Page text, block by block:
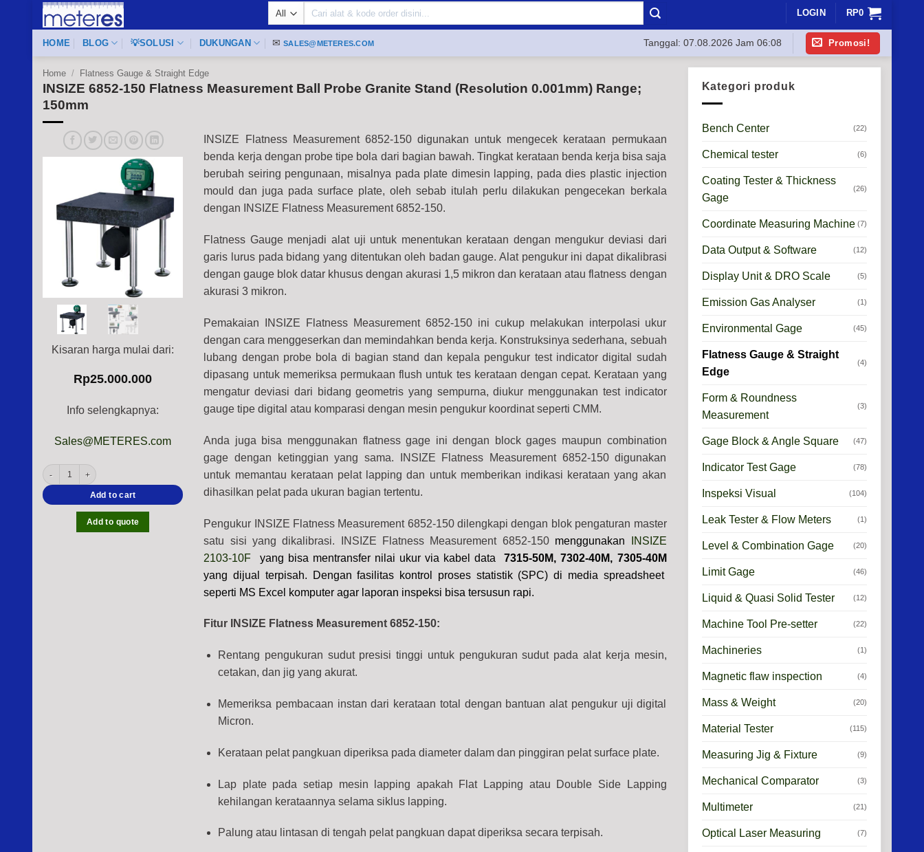
Skip
content
LOGIN RP0
HOME BLOG 💡SOLUSI DUKUNGAN ✉SALES@METERES.COM Tanggal: 07.08.2026 Jam 06:08 Promosi!
Home / Flatness Gauge & Straight Edge
INSIZE 6852-150 Flatness Measurement Ball Probe Granite Stand (Resolution 0.001mm) Range;
150mm
Kisaran harga mulai dari:
Rp25.000.000
Info selengkapnya:
Sales@METERES.com
INSIZE 6852-150 Flatness Measurement Ball Probe Granite Stand (Resolution 0.001mm) Range; 150mm quantity
Add to cart
Add to quote
INSIZE Flatness Measurement 6852-150 digunakan untuk mengecek kerataan permukaan
benda kerja dengan probe tipe bola dari bagian bawah. Tingkat kerataan benda kerja bisa saja
berubah seiring pengunaan, misalnya pada plate dimesin lapping, pada dies plastic injection
mould dan juga pada surface plate, oleh sebab itulah perlu dilakukan pengecekan berkala
dengan INSIZE Flatness Measurement 6852-150.
Flatness Gauge menjadi alat uji untuk menentukan kerataan dengan mengukur deviasi dari
garis lurus pada bidang yang ditentukan oleh badan gauge. Alat pengukur ini dapat dikalibrasi
dengan gauge blok datar khusus dengan akurasi 1,5 mikron dan kerataan atau flatness dengan
akurasi 3 mikron.
Pemakaian INSIZE Flatness Measurement 6852-150 ini cukup melakukan interpolasi ukur
dengan cara menggeserkan dan memindahkan benda kerja. Konstruksinya sederhana, sebuah
lubang dengan probe bola di bagian stand dan kepala pengukur test indicator digital sudah
dipasang untuk memeriksa permukaan flush untuk tes kerataan dengan cepat. Kerataan yang
mengatur deviasi dari bidang geometris yang sempurna, diukur menggunakan test indicator
gauge tipe digital atau komparasi dengan mesin pengukur koordinat seperti CMM.
Anda juga bisa menggunakan flatness gage ini dengan block gages maupun combination
gage dengan ketinggian yang sama. INSIZE Flatness Measurement 6852-150 digunakan
untuk memantau kerataan pelat lapping dan untuk memberikan indikasi kerataan yang akan
dihasilkan pelat pada ukuran bagian tertentu.
Pengukur INSIZE Flatness Measurement 6852-150 dilengkapi dengan blok pengaturan master
satu sisi yang dikalibrasi. INSIZE Flatness Measurement 6852-150menggunakan
INSIZE
2103-10F yang bisa mentransfer nilai ukur via kabel data7315-50M, 7302-40M, 7305-40M
yang dijual terpisah. Dengan fasilitas kontrol proses statistik (SPC) di media spreadsheet
seperti MS Excel komputer agar laporan inspeksi bisa tersusun rapi.
Fitur INSIZE Flatness Measurement 6852-150:
Rentang pengukuran sudut presisi tinggi untuk pengukuran sudut pada alat kerja mesin,
cetakan, dan jig yang akurat.
Memeriksa pembacaan instan dari kerataan total dengan bantuan alat pengukur uji digital
Micron.
Kerataan pelat pangkuan diperiksa pada diameter dalam dan pinggiran pelat surface plate.
Lap plate pada setiap mesin lapping apakah Flat Lapping atau Double Side Lapping
kehilangan kerataannya selama siklus lapping.
Palung atau lintasan di tengah pelat pangkuan dapat diperiksa secara terpisah.
Kategori produk
Bench Center (22)
Chemical tester (6)
Coating Tester & Thickness
Gage
(26)
Coordinate Measuring Machine (7)
Data Output & Software (12)
Display Unit & DRO Scale (5)
Emission Gas Analyser (1)
Environmental Gage (45)
Flatness Gauge & Straight
Edge
(4)
Form & Roundness
Measurement
(3)
Gage Block & Angle Square (47)
Indicator Test Gage (78)
Inspeksi Visual (104)
Leak Tester & Flow Meters (1)
Level & Combination Gage (20)
Limit Gage (46)
Liquid & Quasi Solid Tester (12)
Machine Tool Pre-setter (22)
Machineries (1)
Magnetic flaw inspection (4)
Mass & Weight (20)
Material Tester (115)
Measuring Jig & Fixture (9)
Mechanical Comparator (3)
Multimeter (21)
Optical Laser Measuring (7)